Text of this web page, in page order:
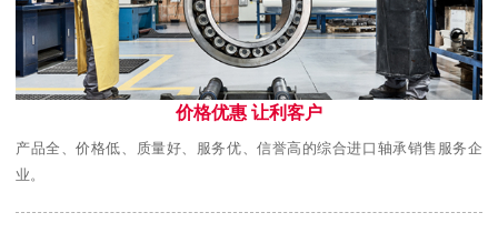
价格优惠 让利客户
产品全、价格低、质量好、服务优、信誉高的综合进口轴承销售服务企
业。